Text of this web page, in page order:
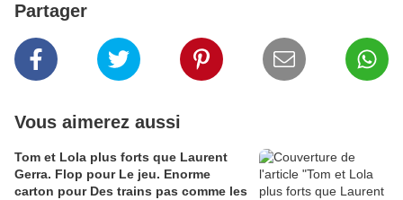
Partager
Vous aimerez aussi
Tom et Lola plus forts que Laurent
Gerra. Flop pour Le jeu. Enorme
carton pour Des trains pas comme les